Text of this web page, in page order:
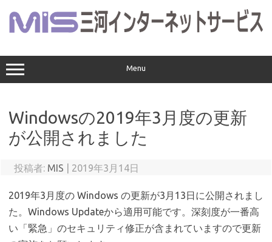
ス
キ
ッ
Menu
Windowsの2019年3月度の更新
が公開されました
投稿者: MIS 2019年3月14日
2019年3月度の Windows の更新が3月13日に公開されまし
た。Windows Updateから適用可能です。深刻度が一番高
い「緊急」のセキュリティ修正が含まれていますので更新